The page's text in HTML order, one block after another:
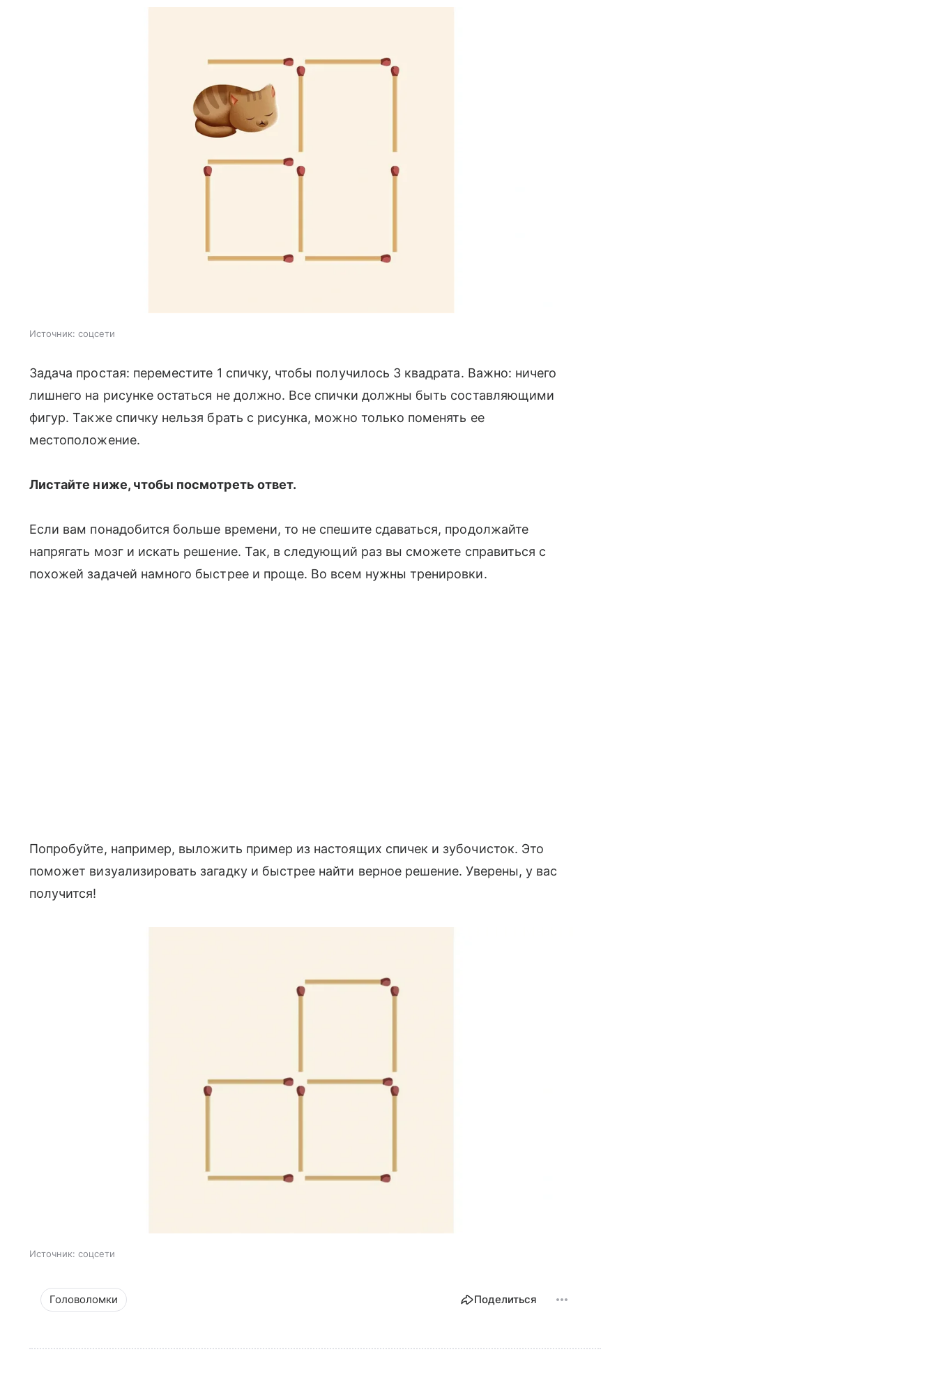
Источник: соцсети
Задача простая: переместите 1 спичку, чтобы получилось 3 квадрата. Важно: ничего
лишнего на рисунке остаться не должно. Все спички должны быть составляющими
фигур. Также спичку нельзя брать с рисунка, можно только поменять ее
местоположение.
Листайте ниже, чтобы посмотреть ответ.
Если вам понадобится больше времени, то не спешите сдаваться, продолжайте
напрягать мозг и искать решение. Так, в следующий раз вы сможете справиться с
похожей задачей намного быстрее и проще. Во всем нужны тренировки.
Попробуйте, например, выложить пример из настоящих спичек и зубочисток. Это
поможет визуализировать загадку и быстрее найти верное решение. Уверены, у вас
получится!
Источник: соцсети
Головоломки Поделиться